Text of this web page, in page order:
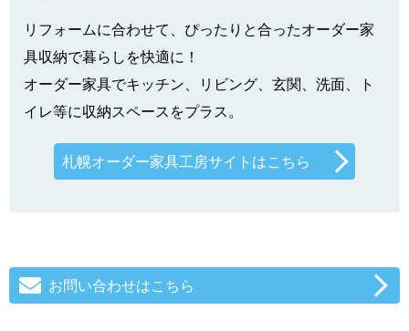
リフォームに合わせて、ぴったりと合ったオーダー家
具収納で暮らしを快適に！
オーダー家具でキッチン、リビング、玄関、洗面、ト
イレ等に収納スペースをプラス。
札幌オーダー家具工房サイトはこちら
お問い合わせはこちら